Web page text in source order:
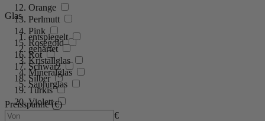
Orange
Perlmutt
Pink
Roségold
Rot
Schwarz
Silber
Türkis
Violett
Weiß
Glas
entspiegelt
gehärtet
Kristallglas
Mineralglas
Saphirglas
Preisspanne (€)
€